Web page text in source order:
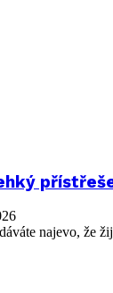
najevo, že